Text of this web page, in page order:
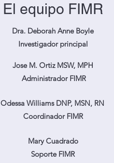
El equipo FIMR
Dra. Deborah Anne Boyle
Investigador principal
Jose M. Ortiz MSW, MPH
Administrador FIMR
Odessa Williams DNP, MSN, RN
Coordinador FIMR
Mary Cuadrado
Soporte FIMR